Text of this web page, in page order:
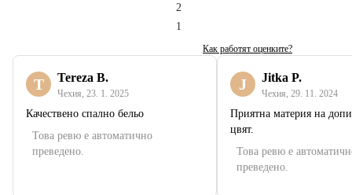
2
1
Как работят оценките?
T Tereza B.
Чехия 23. 1. 2025
Качествено спално бельо
Това ревю е автоматично
преведено.
J Jitka P.
Чехия 29. 11. 2024
Приятна материя на
цвят.
Това ревю е
преведено.